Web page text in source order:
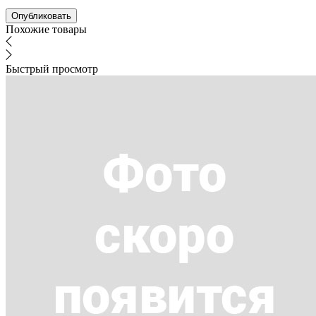
Похожие товары
Быстрый просмотр